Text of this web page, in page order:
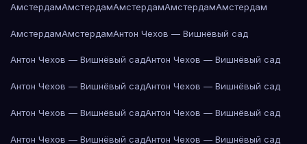
АмстердамАмстердамАмстердамАмстердамАмстердам
АмстердамАмстердамАнтон Чехов — Вишнёвый сад
Антон Чехов — Вишнёвый садАнтон Чехов — Вишнёвый сад
Антон Чехов — Вишнёвый садАнтон Чехов — Вишнёвый сад
Антон Чехов — Вишнёвый садАнтон Чехов — Вишнёвый сад
Антон Чехов — Вишнёвый садАнтон Чехов — Вишнёвый сад